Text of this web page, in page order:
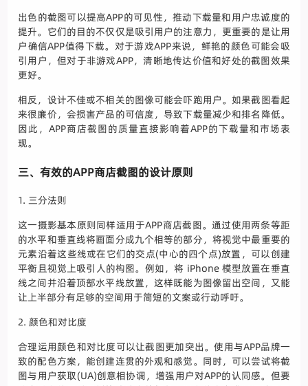
出色的截图可以提高APP的可见性，推动下载量和用户忠诚度的
提升。它们的目的不仅仅是吸引用户的注意力，更重要的是让用
户确信APP值得下载。对于游戏APP来说，鲜艳的颜色可能会吸
引用户，但对于非游戏APP，清晰地传达价值和好处的截图效果
更好。
相反，设计不佳或不相关的图像可能会吓跑用户。如果截图看起
来很廉价，会损害产品的可信度，导致下载量减少和排名降低。
因此，APP商店截图的质量直接影响着APP的下载量和市场表
现。
三、有效的APP商店截图的设计原则
1. 三分法则
这一摄影基本原则同样适用于APP商店截图。通过使用两条等距
的水平和垂直线将画面分成九个相等的部分，将视觉中最重要的
元素沿着这些线或在它们的交点(中心的四个点)放置，可以创建
平衡且视觉上吸引人的构图。例如，将 iPhone 模型放置在垂直
线之间并沿着顶部水平线放置，这样既能为图像留出空间，又能
让上半部分有足够的空间用于简短的文案或行动呼吁。
2. 颜色和对比度
合理运用颜色和对比度可以让截图更加突出。使用与APP品牌一
致的配色方案，能创建连贯的外观和感觉。同时，可以尝试将截
图与用户获取(UA)创意相协调，增强用户对APP的认同感。但要